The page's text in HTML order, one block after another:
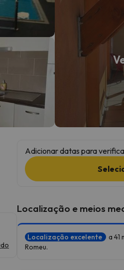
estará de volta.
Adicionar datas para
Localização e meios
Localização excelente
a 41
Romeu.